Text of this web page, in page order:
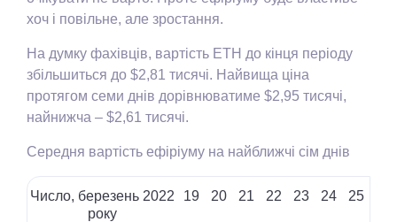
хоч і повільне, але зростання.
На думку фахівців, вартість ETH до кінця періоду
збільшиться до $2,81 тисячі. Найвища ціна
протягом семи днів дорівнюватиме $2,95 тисячі,
найнижча – $2,61 тисячі.
Середня вартість ефіріуму на найближчі сім днів
Число, березень 2022
року
19 20 21 22 23 24 25